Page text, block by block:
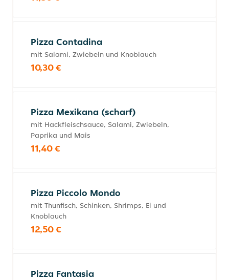
Pizza Contadina
mit Salami, Zwiebeln und Knoblauch
10,30 €
Pizza Mexikana (scharf)
mit Hackfleischsauce, Salami, Zwiebeln,
Paprika und Mais
11,40 €
Pizza Piccolo Mondo
mit Thunfisch, Schinken, Shrimps, Ei und
Knoblauch
12,50 €
Pizza Fantasia